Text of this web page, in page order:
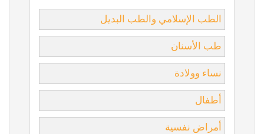
الطب الإسلامي والطب البديل
طب الأسنان
نساء وولادة
أطفال
أمراض نفسية